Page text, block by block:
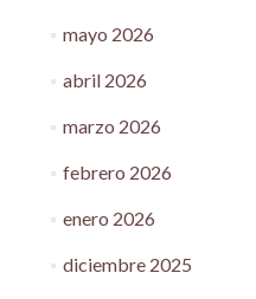
mayo 2026
abril 2026
marzo 2026
febrero 2026
enero 2026
diciembre 2025